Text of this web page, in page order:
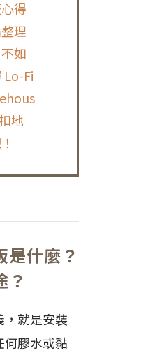
得
理
如
Lo-Fi
地
是什麼？
？
，就是安裝
何膠水或黏